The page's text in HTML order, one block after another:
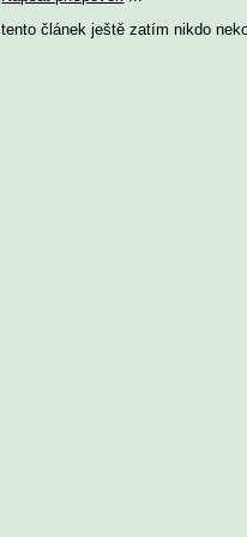
tento článek ještě zatím nikdo